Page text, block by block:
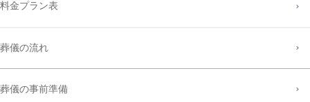
料金プラン表
葬儀の流れ
葬儀の事前準備